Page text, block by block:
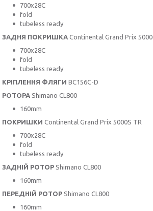
700x28C
fold
tubeless ready
ЗАДНЯ ПОКРИШКА Continental Grand Prix
700x28C
fold
tubeless ready
КРІПЛЕННЯ ФЛЯГИ BC156C-D
РОТОРА Shimano CL800
160mm
ПОКРИШКИ Continental Grand Prix 5000S TR
700x28C
fold
tubeless ready
ЗАДНІЙ РОТОР Shimano CL800
160mm
ПЕРЕДНІЙ РОТОР Shimano CL800
160mm